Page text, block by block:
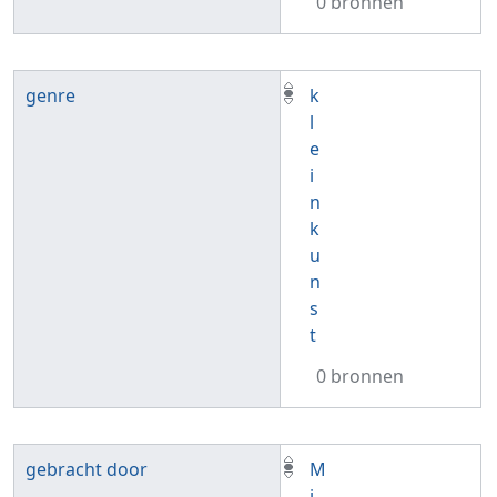
genre
k
l
e
i
n
k
u
n
s
t
0 bronnen
gebracht door
M